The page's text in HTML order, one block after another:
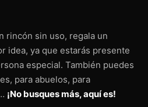
rincón sin uso, regala un
idea, ya que estarás presente
especial. También puedes
para abuelos, para
¡No busques más, aquí es!